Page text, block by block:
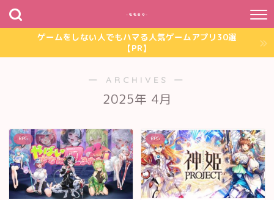
~ももろぐ~
ゲームをしない人でもハマる人気ゲームアプリ30選
【PR】
― ARCHIVES ―
2025年 4月
RPG RPG